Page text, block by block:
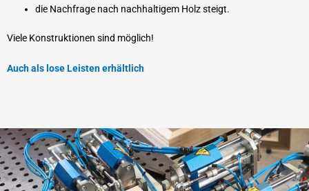
die Nachfrage nach nachhaltigem Holz steigt.
Viele Konstruktionen sind möglich!
Auch als lose Leisten erhältlich